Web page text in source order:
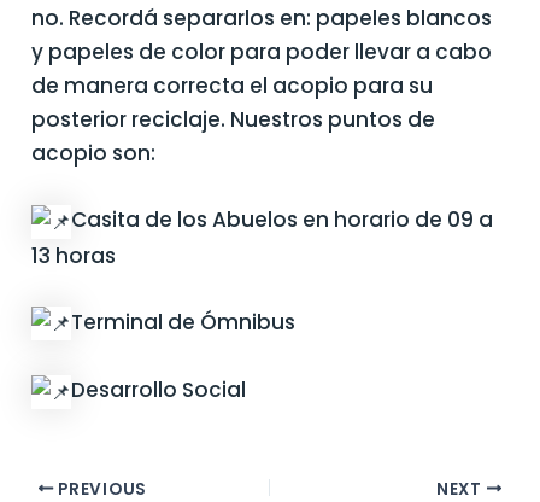
no. Recordá separarlos en: papeles blancos
y papeles de color para poder llevar a cabo
de manera correcta el acopio para su
posterior reciclaje. Nuestros puntos de
acopio son:
Casita de los Abuelos en horario de 09 a
13 horas
Terminal de Ómnibus
Desarrollo Social
PREVIOUS NEXT